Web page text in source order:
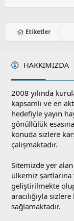
Etiketler
HAKKIMIZDA
2008 yılında
kapsamlı ve en
hedefiyle yayın
gönüllülük
konuda sizlere
çalışmaktadır.
Sitemizde yer
ülkemiz şartlarına
geliştirilmekte
aracılığıyla
sağlamaktadır.